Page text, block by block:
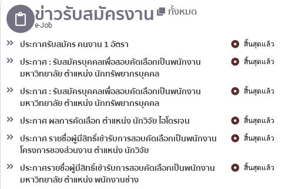
ข่าวรับสมัครงาน
e-Job
ทั้งหมด
ประกาศรับสมัคร คนงาน 1 อัตรา สิ้นสุดแล้ว
ประกาศ : รับสมัครบุคคลเพื่อสอบคัดเลือกเป็นพนักงาน
มหาวิทยาลัย ตำแหน่ง นักทรัพยากรบุคคล
สิ้นสุดแล้ว
ประกาศ : รับสมัครบุคคลเพื่อสอบคัดเลือกเป็นพนักงาน
มหาวิทยาลัย ตำแหน่ง นักทรัพยากรบุคคล
สิ้นสุดแล้ว
ประกาศ ผลการคัดเลือก ตำแหน่ง นักวิจัย ไฮโดรเจน สิ้นสุดแล้ว
ประกาศ รายชื่อผู้มีสิทธิ์เข้ารับการสอบคัดเลือกเป็นพนักงาน
โครงการของส่วนงาน ตำแหน่ง นักวิจัย
สิ้นสุดแล้ว
ประกาศรายชื่อผู้มีสิทธิ์เข้ารับการสอบคัดเลือกเป็นพนักงาน
มหาวิทยาลัย ตำแหน่ง พนักงานช่าง
สิ้นสุดแล้ว